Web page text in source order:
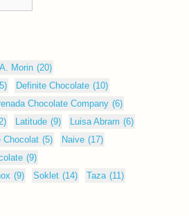
Morin (20)
Definite Chocolate (10)
Chocolate Company (6)
Latitude (9) Luisa Abram (6)
Chocolat (5) Naive (17)
(9)
(9) Soklet (14) Taza (11)